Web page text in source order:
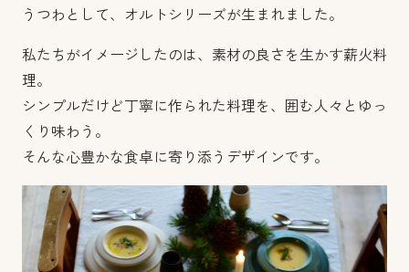
うつわとして、オルトシリーズが生まれました。
私たちがイメージしたのは、素材の良さを生かす薪火料
理。
シンプルだけど丁寧に作られた料理を、囲む人々とゆっ
くり味わう。
そんな心豊かな食卓に寄り添うデザインです。